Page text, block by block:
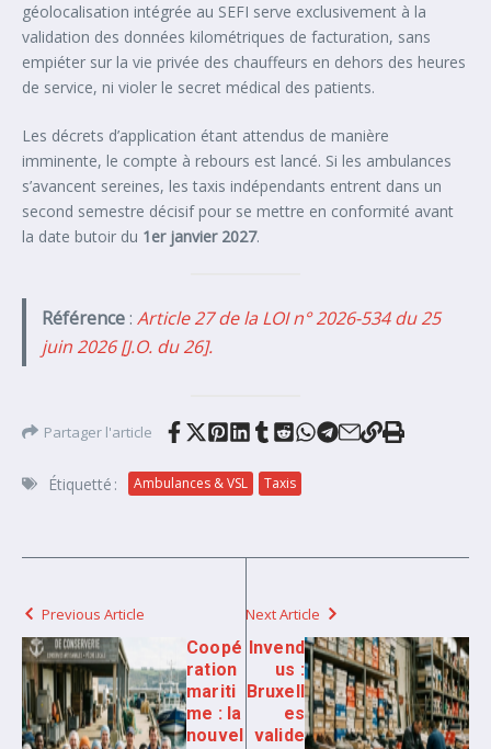
géolocalisation intégrée au SEFI serve exclusivement à la
validation des données kilométriques de facturation, sans
empiéter sur la vie privée des chauffeurs en dehors des heures
de service, ni violer le secret médical des patients.
Les décrets d’application étant attendus de manière
imminente, le compte à rebours est lancé. Si les ambulances
s’avancent sereines, les taxis indépendants entrent dans un
second semestre décisif pour se mettre en conformité avant
la date butoir du 1er janvier 2027.
Référence: Article 27 de la LOI n° 2026-534 du 25
juin 2026 [J.O. du 26].
Partager l'article
Étiquetté : Ambulances & VSL Taxis
Previous Article
Coopé
ration
mariti
me : la
nouvel
Next Article
Invend
us :
Bruxell
es
valide